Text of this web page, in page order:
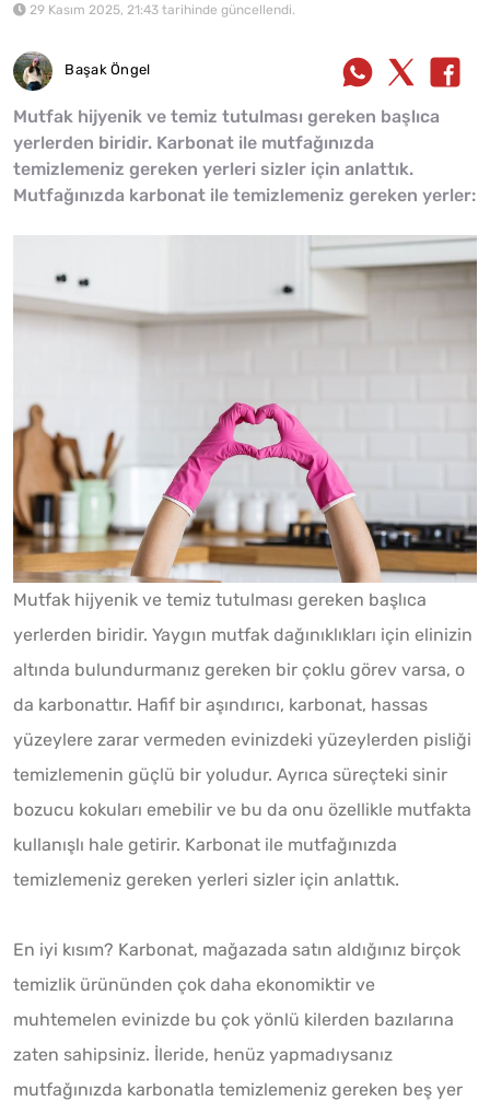
29 Kasım 2025, 21:43 tarihinde güncellendi.
Başak Öngel
Mutfak hijyenik ve temiz tutulması gereken başlıca
yerlerden biridir. Karbonat ile mutfağınızda
temizlemeniz gereken yerleri sizler için anlattık.
Mutfağınızda karbonat ile temizlemeniz gereken yerler:
Mutfak hijyenik ve temiz tutulması gereken başlıca
yerlerden biridir. Yaygın mutfak dağınıklıkları için elinizin
altında bulundurmanız gereken bir çoklu görev varsa, o
da karbonattır. Hafif bir aşındırıcı, karbonat, hassas
yüzeylere zarar vermeden evinizdeki yüzeylerden pisliği
temizlemenin güçlü bir yoludur. Ayrıca süreçteki sinir
bozucu kokuları emebilir ve bu da onu özellikle mutfakta
kullanışlı hale getirir. Karbonat ile mutfağınızda
temizlemeniz gereken yerleri sizler için anlattık.
En iyi kısım? Karbonat, mağazada satın aldığınız birçok
temizlik ürününden çok daha ekonomiktir ve
muhtemelen evinizde bu çok yönlü kilerden bazılarına
zaten sahipsiniz. İleride, henüz yapmadıysanız
mutfağınızda karbonatla temizlemeniz gereken beş yer